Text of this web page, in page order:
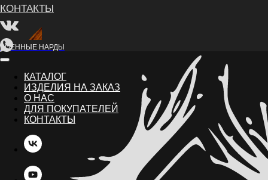
ВОЕННЫЕ НАРДЫ
КАТАЛОГ
ИЗДЕЛИЯ НА ЗАКАЗ
О НАС
ДЛЯ ПОКУПАТЕЛЕЙ
КОНТАКТЫ